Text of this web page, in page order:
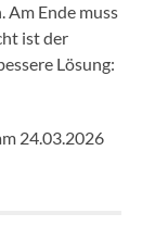
Am Ende muss
ist der
Lösung:
24.03.2026